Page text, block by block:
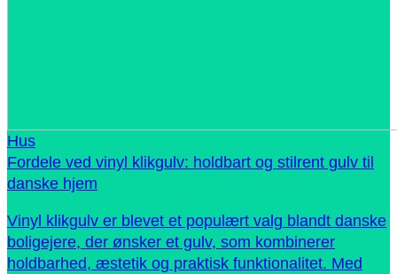
Hus
Fordele ved vinyl klikgulv: holdbart og stilrent gulv til
danske hjem
Vinyl klikgulv er blevet et populært valg blandt danske
boligejere, der ønsker et gulv, som kombinerer
holdbarhed, æstetik og praktisk funktionalitet. Med